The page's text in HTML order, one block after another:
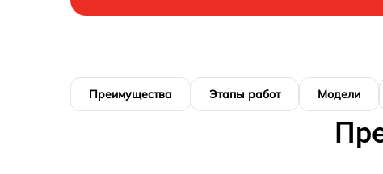
Преимущества Этапы работ Модели